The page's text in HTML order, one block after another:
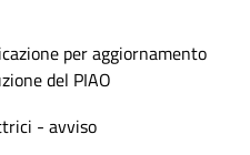
per aggiornamento
del PIAO
- avviso